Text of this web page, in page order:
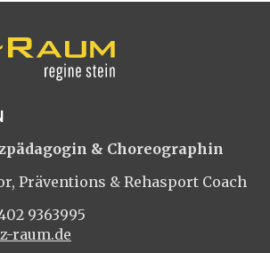
& Choreographin
Präventions & Rehasport Coach
9363995
raum.de